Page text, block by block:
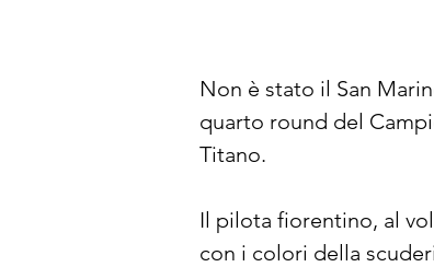
Non è stato il San
quarto round del
Titano.
Il pilota fiorentino, al
con i colori della